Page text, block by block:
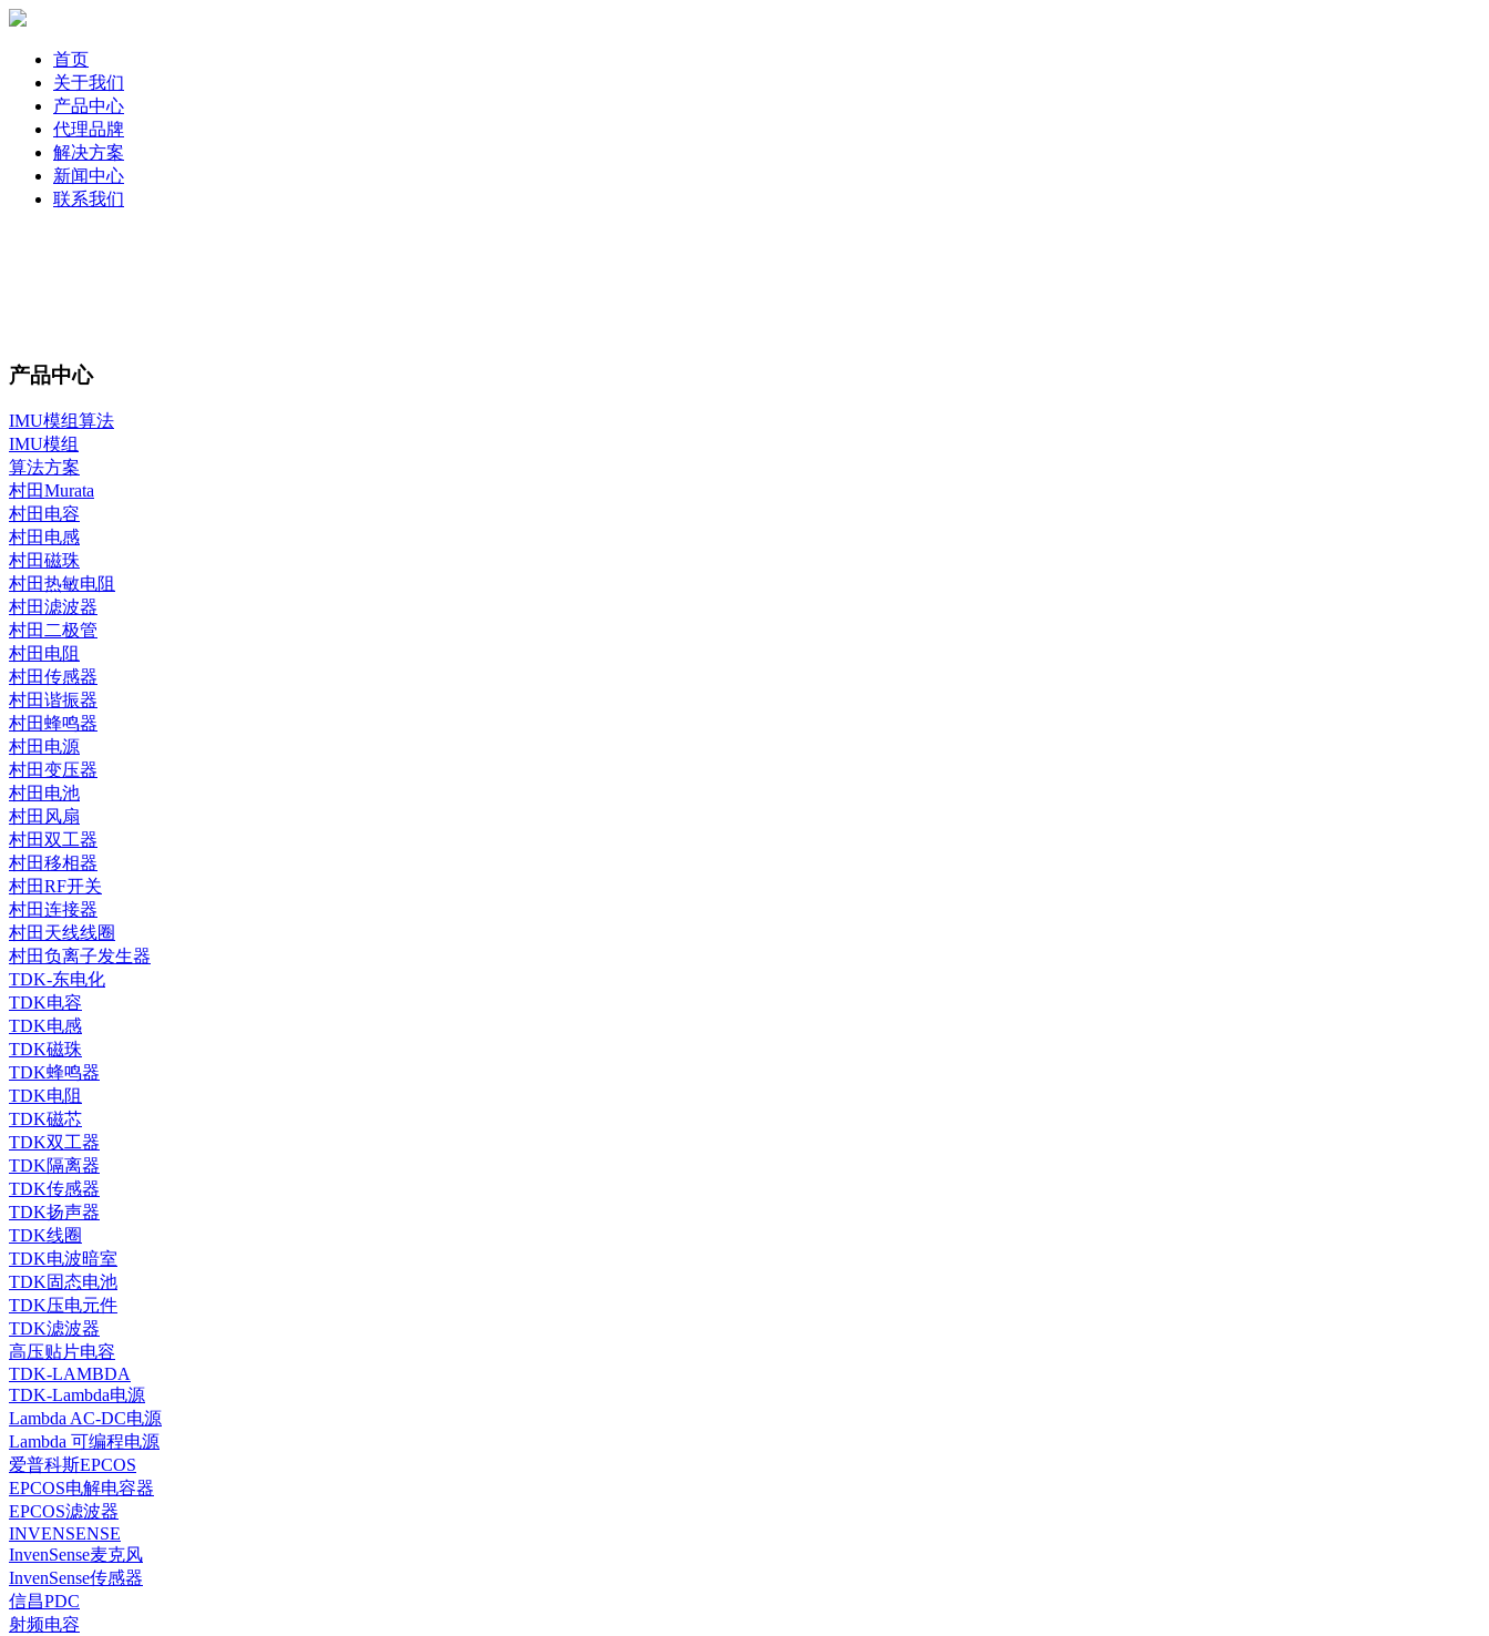
首页
关于我们
产品中心
代理品牌
解决方案
新闻中心
联系我们
产品中心
IMU模组算法
IMU模组
算法方案
村田Murata
村田电容
村田电感
村田磁珠
村田热敏电阻
村田滤波器
村田二极管
村田电阻
村田传感器
村田谐振器
村田蜂鸣器
村田电源
村田变压器
村田电池
村田风扇
村田双工器
村田移相器
村田RF开关
村田连接器
村田天线线圈
村田负离子发生器
TDK-东电化
TDK电容
TDK电感
TDK磁珠
TDK蜂鸣器
TDK电阻
TDK磁芯
TDK双工器
TDK隔离器
TDK传感器
TDK扬声器
TDK线圈
TDK电波暗室
TDK固态电池
TDK压电元件
TDK滤波器
高压贴片电容
TDK-LAMBDA
TDK-Lambda电源
Lambda AC-DC电源
Lambda 可编程电源
爱普科斯EPCOS
EPCOS电解电容器
EPCOS滤波器
INVENSENSE
InvenSense麦克风
InvenSense传感器
信昌PDC
射频电容